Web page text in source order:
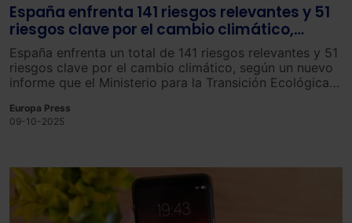
España enfrenta 141 riesgos relevantes y 51
riesgos clave por el cambio climático,
según un nuevo informe de MITECO
España enfrenta un total de 141 riesgos relevantes y 51
riesgos clave por el cambio climático, según un nuevo
informe que el Ministerio para la Transición Ecológica y
martes, según han confirmado a Europa Press fuentes
del Departamento. “Los escenarios climáticos más
Europa Press
09-10-2025